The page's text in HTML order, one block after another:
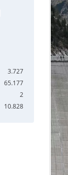
3.727
65.177
2
10.828